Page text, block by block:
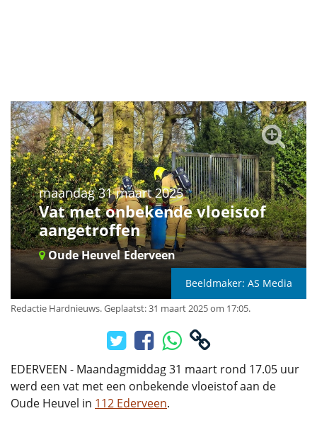
maandag 31 maart 2025
Vat met onbekende vloeistof
aangetroffen
Oude Heuvel Ederveen
Beeldmaker: AS Media
Redactie Hardnieuws.Geplaatst: 31 maart 2025 om 17:05.
EDERVEEN - Maandagmiddag 31 maart rond 17.05 uur
werd een vat met een onbekende vloeistof aan de
Oude Heuvel in 112 Ederveen.